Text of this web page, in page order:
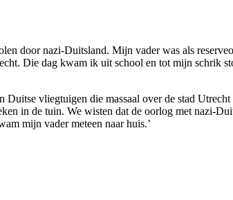
door nazi-Duitsland. Mijn vader was als
Die dag kwam ik uit school en tot mijn schrik
vliegtuigen die massaal over de stad
in de tuin. We wisten dat de oorlog met nazi-
mijn vader meteen naar huis.’